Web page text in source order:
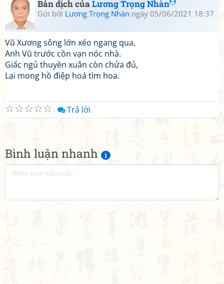
Bình luận nhanh 1
Bản dịch củaLương Trọng Nhàn
Gửi bởi Lương Trọng Nhàn ngày 05/06/2021 18:37
Vũ Xương sông lớn xéo ngang qua,
Anh Vũ trước cồn vạn nóc nhà.
Giấc ngủ thuyền xuân còn chửa đủ,
Lại mong hồ điệp hoá tìm hoa.
☆
☆
☆
☆
☆ Trả lời